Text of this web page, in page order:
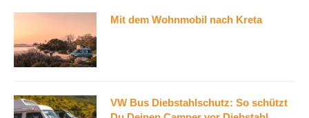
Mit dem Wohnmobil nach Kreta
VW Bus Diebstahlschutz: So schützt